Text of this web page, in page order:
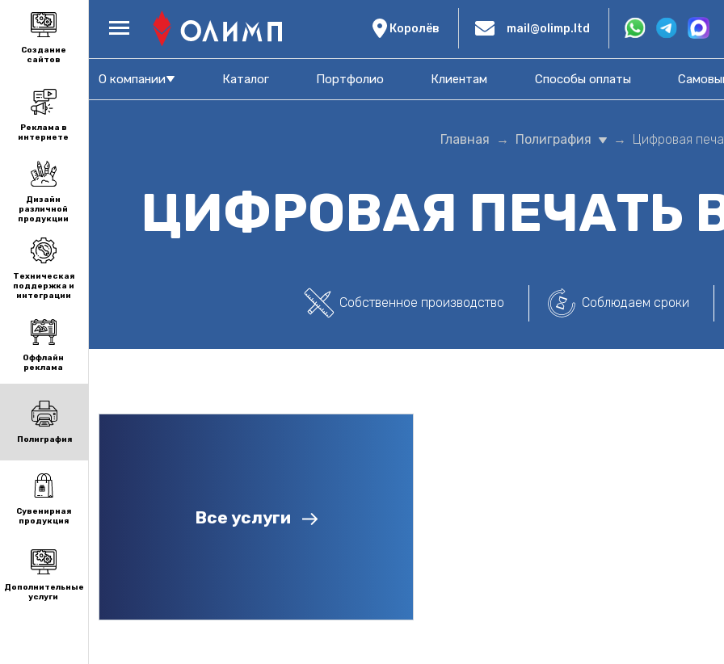
Королёв mail@olimp.ltd
О компании Каталог Портфолио Клиентам Способы оплаты
Главная Полиграфия Цифровая
ЦИФРОВАЯ ПЕЧАТЬ
Собственное производство Соблюдаем сроки
Все услуги
Создание
сайтов
Реклама в
интернете
Дизайн
различной
продукции
Техническая
поддержка и
интеграции
Оффлайн
реклама
Полиграфия
Сувенирная
продукция
Дополнительные
услуги